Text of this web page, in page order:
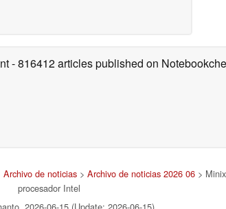
- 816412 articles published on
Archivo de noticias> Archivo de noticias 2026 06> Minix
procesador Intel